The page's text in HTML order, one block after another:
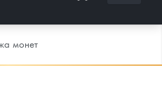
монет